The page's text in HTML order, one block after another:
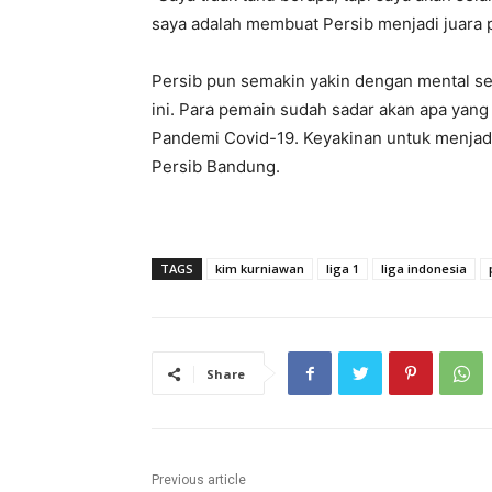
saya adalah membuat Persib menjadi juara
Persib pun semakin yakin dengan mental
ini. Para pemain sudah sadar akan apa
Pandemi Covid-19. Keyakinan untuk
Persib Bandung.
TAGS kim kurniawan liga 1 liga indonesia
Share
Previous article